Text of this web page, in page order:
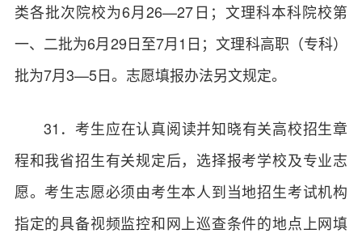
类各批次院校为6月26—27日；文理科本科院校第
一、二批为6月29日至7月1日；文理科高职（专科）
批为7月3—5日。志愿填报办法另文规定。
31．考生应在认真阅读并知晓有关高校招生章
程和我省招生有关规定后，选择报考学校及专业志
愿。考生志愿必须由考生本人到当地招生考试机构
指定的具备视频监控和网上巡查条件的地点上网填